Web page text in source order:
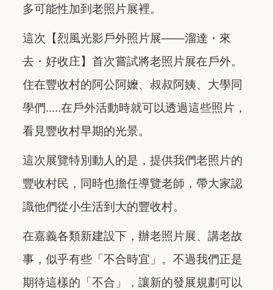
多可能性加到老照片展裡。​​
這次【烈風光影戶外照片展——溜達・來
去・好收庄】首次嘗試將老照片展在戶外。
住在豐收村的阿公阿嬤、叔叔阿姨、大學同
學們.....在戶外活動時就可以透過這些照片，
看見豐收村早期的光景。​
這次展覽特別動人的是，提供我們老照片的
豐收村民，同時也擔任導覽老師，帶大家認
識他們從小生活到大的豐收村。​
在嘉義各類新建設下，辦老照片展、講老故
事，似乎有些「不合時宜」。不過我們正是
期待這樣的「不合」，讓新的發展規劃可以